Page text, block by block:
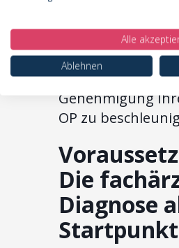
lückenlose
dieser sechs
erste Schritt, um
Genehmigung
OP zu
Die
Diagnose
Startpunkt
Alle
Ablehnen